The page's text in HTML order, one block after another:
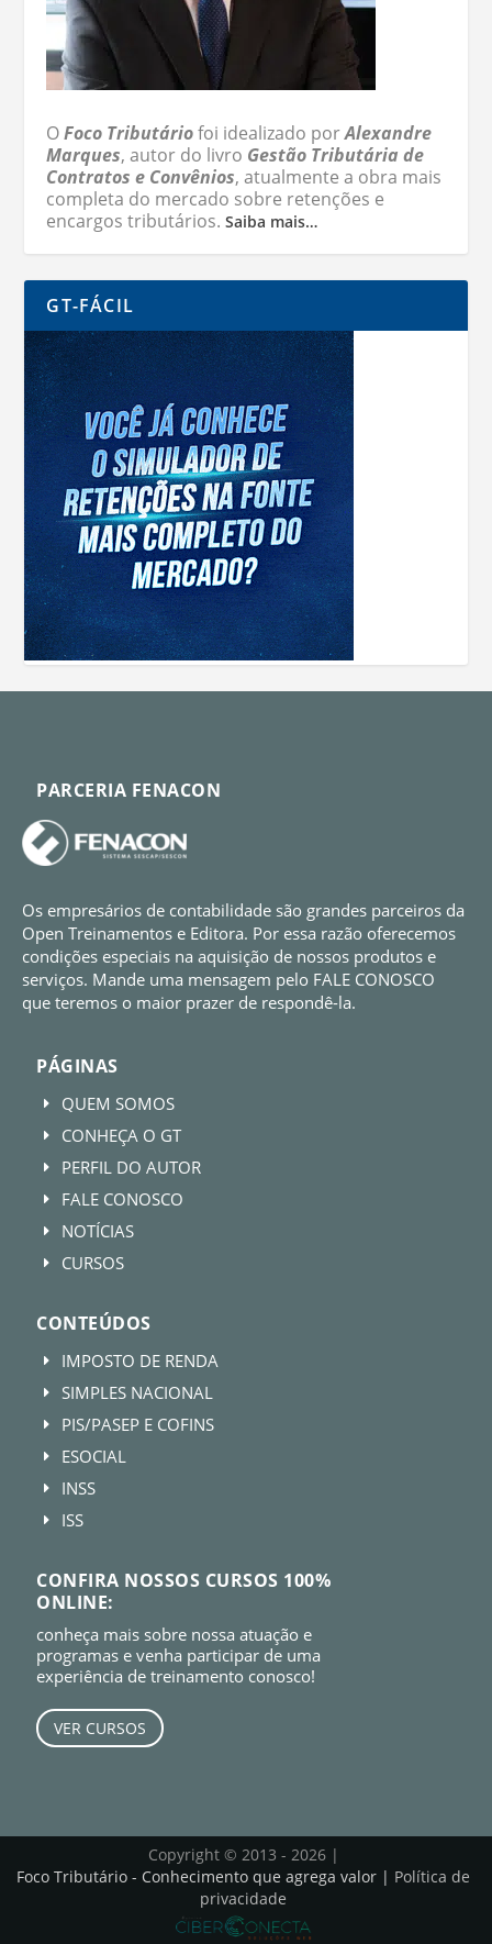
OFoco Tributáriofoi idealizado porAlexandre
Marques, autor do livro Gestão Tributária de
Contratos e Convênios, atualmente a obra mais
completa do mercado sobre retenções e
encargos tributários.Saiba mais…
GT-FÁCIL
PARCERIA FENACON
Os empresários de contabilidade são grandes parceiros da
Open Treinamentos e Editora. Por essa razão oferecemos
condições especiais na aquisição de nossos produtos e
serviços. Mande uma mensagem pelo FALE CONOSCO
que teremos o maior prazer de respondê-la.
PÁGINAS
E QUEM SOMOS
E CONHEÇA O GT
E PERFIL DO AUTOR
E FALE CONOSCO
E NOTÍCIAS
E CURSOS
CONTEÚDOS
E IMPOSTO DE RENDA
E SIMPLES NACIONAL
E PIS/PASEP E COFINS
E ESOCIAL
E INSS
E ISS
CONFIRA NOSSOS CURSOS 100%
ONLINE:
conheça mais sobre nossa atuação e
programas e venha participar de uma
experiência de treinamento conosco!
VER CURSOS
Copyright © 2013 - 2026 |
Foco Tributário - Conhecimento que agrega valor | Política de
privacidade